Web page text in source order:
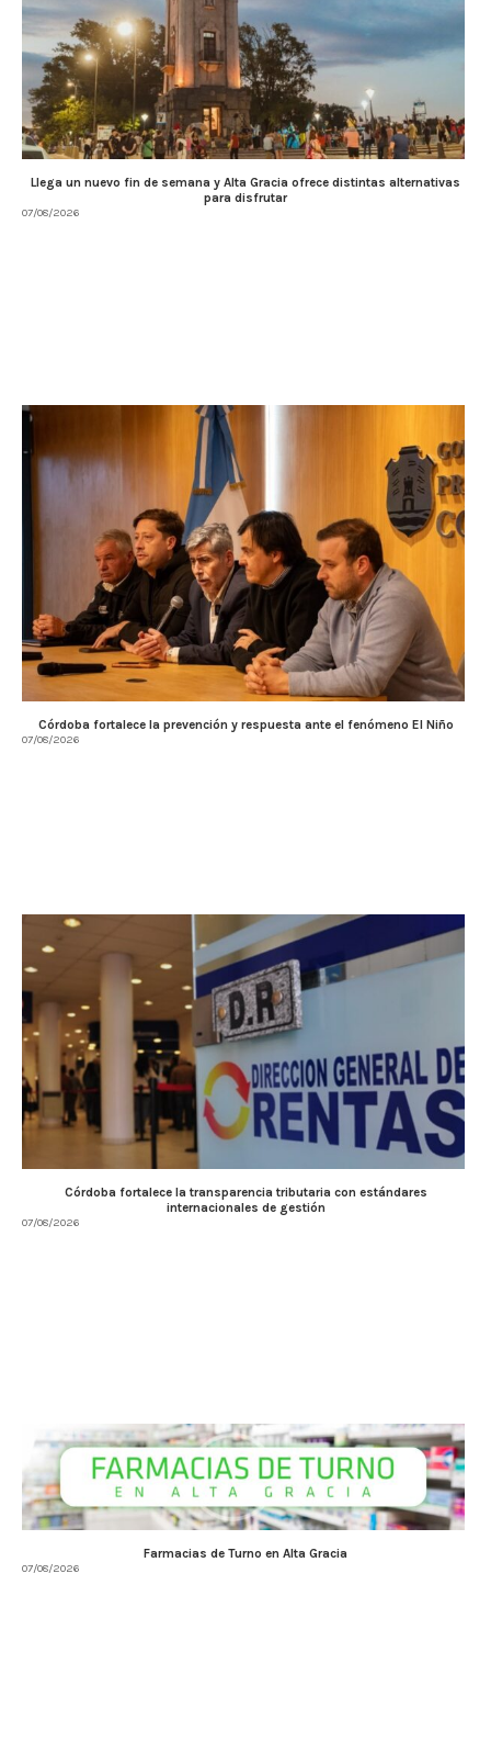
Llega un nuevo fin de semana y Alta Gracia ofrece distintas alternativas
para disfrutar
07/08/2026
Córdoba fortalece la prevención y respuesta ante el fenómeno El Niño
07/08/2026
Córdoba fortalece la transparencia tributaria con estándares
internacionales de gestión
07/08/2026
Farmacias de Turno en Alta Gracia
07/08/2026